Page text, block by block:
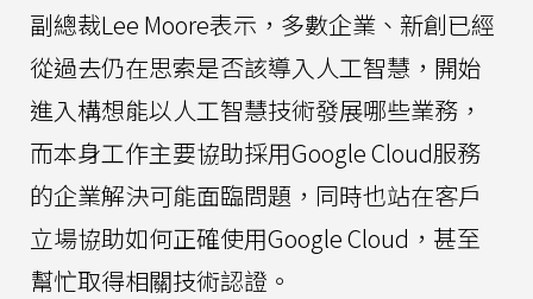
副總裁Lee Moore表示，多數企業、新創已經
從過去仍在思索是否該導入人工智慧，開始
進入構想能以人工智慧技術發展哪些業務，
而本身工作主要協助採用Google Cloud服務
的企業解決可能面臨問題，同時也站在客戶
立場協助如何正確使用Google Cloud，甚至
幫忙取得相關技術認證。